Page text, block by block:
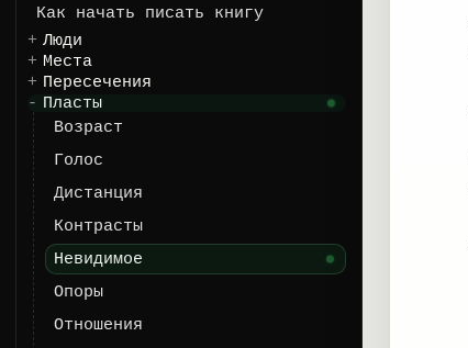
Как начать писать книгу
Люди
Места
Пересечения
Пласты
Возраст
Голос
Дистанция
Контрасты
Невидимое
Опоры
Отношения